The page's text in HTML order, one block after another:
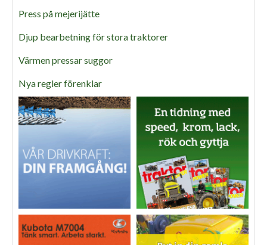
Press på mejerijätte
Djup bearbetning för stora traktorer
Värmen pressar suggor
Nya regler förenklar